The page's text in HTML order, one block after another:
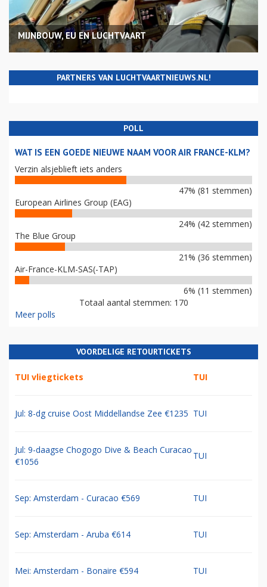
MIJNBOUW, EU EN LUCHTVAART
PARTNERS VAN LUCHTVAARTNIEUWS.NL!
POLL
WAT IS EEN GOEDE NIEUWE NAAM VOOR AIR FRANCE-KLM?
Verzin alsjeblieft iets anders
47% (81 stemmen)
European Airlines Group (EAG)
24% (42 stemmen)
The Blue Group
21% (36 stemmen)
Air-France-KLM-SAS(-TAP)
6% (11 stemmen)
Totaal aantal stemmen: 170
Meer polls
VOORDELIGE RETOURTICKETS
TUI vliegtickets TUI
Jul: 8-dg cruise Oost Middellandse Zee €1235 TUI
Jul: 9-daagse Chogogo Dive & Beach Curacao
€1056
TUI
Sep: Amsterdam - Curacao €569 TUI
Sep: Amsterdam - Aruba €614 TUI
Mei: Amsterdam - Bonaire €594 TUI